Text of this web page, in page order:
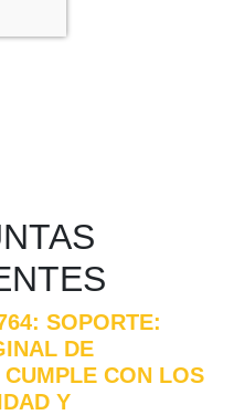
SOPORTE:
DE
CON LOS
Y